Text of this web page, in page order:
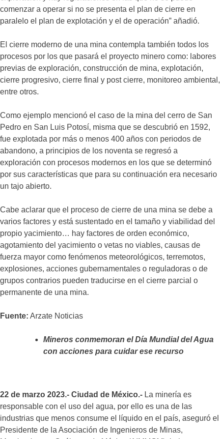
comenzar a operar si no se presenta el plan de cierre en
paralelo el plan de explotación y el de operación” añadió.
El cierre moderno de una mina contempla también todos los
procesos por los que pasará el proyecto minero como: labores
previas de exploración, construcción de mina, explotación,
cierre progresivo, cierre final y post cierre, monitoreo ambiental,
entre otros.
Como ejemplo mencionó el caso de la mina del cerro de San
Pedro en San Luis Potosí, misma que se descubrió en 1592,
fue explotada por más o menos 400 años con periodos de
abandono, a principios de los noventa se regresó a
exploración con procesos modernos en los que se determinó
por sus características que para su continuación era necesario
un tajo abierto.
Cabe aclarar que el proceso de cierre de una mina se debe a
varios factores y está sustentado en el tamaño y viabilidad del
propio yacimiento… hay factores de orden económico,
agotamiento del yacimiento o vetas no viables, causas de
fuerza mayor como fenómenos meteorológicos, terremotos,
explosiones, acciones gubernamentales o reguladoras o de
grupos contrarios pueden traducirse en el cierre parcial o
permanente de una mina.
Fuente: Arzate Noticias
Mineros conmemoran el Día Mundial del Agua
con acciones para cuidar ese recurso
22 de marzo 2023.- Ciudad de México.- La minería es
responsable con el uso del agua, por ello es una de las
industrias que menos consume el líquido en el país, aseguró el
Presidente de la Asociación de Ingenieros de Minas,